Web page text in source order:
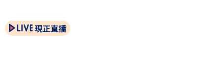
現正直播